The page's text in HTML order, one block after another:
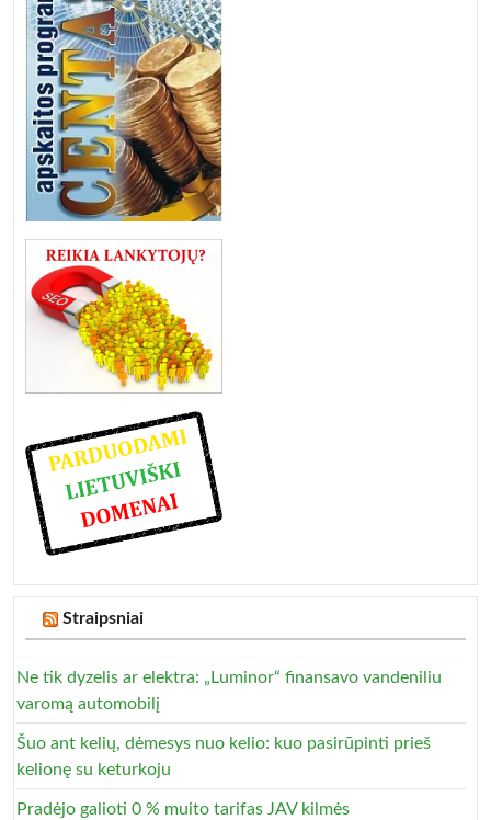
Straipsniai
Ne tik dyzelis ar elektra: „Luminor“ finansavo vandeniliu
varomą automobilį
Šuo ant kelių, dėmesys nuo kelio: kuo pasirūpinti prieš
kelionę su keturkoju
Pradėjo galioti 0 % muito tarifas JAV kilmės